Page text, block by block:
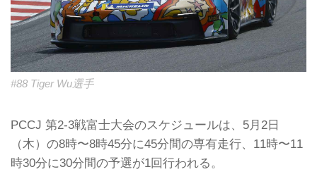
#88 Tiger Wu選手
PCCJ 第2-3戦富士⼤会のスケジュールは、5⽉2⽇
（木）の8時〜8時45分に45分間の専有⾛⾏、11時〜11
時30分に30分間の予選が1回行われる。